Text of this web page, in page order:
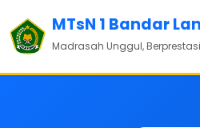
MTsN 1 Bandar
Madrasah Unggul,